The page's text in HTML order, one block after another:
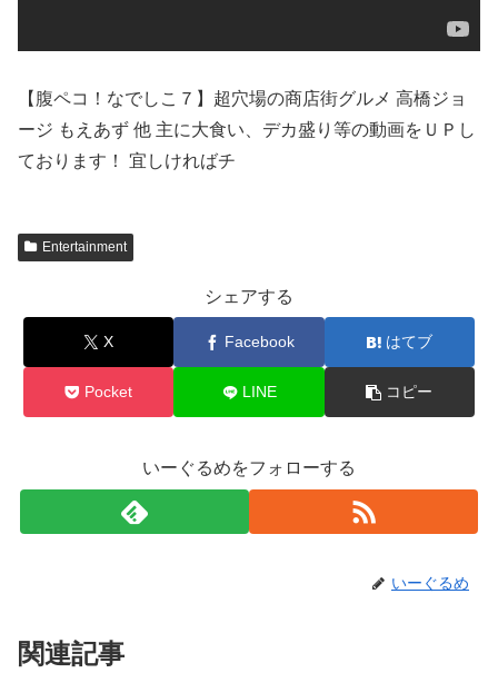
【腹ペコ！なでしこ７】超穴場の商店街グルメ 高橋ジョ
ージ もえあず 他 主に大食い、デカ盛り等の動画をＵＰし
ております！ 宜しければチ
Entertainment
シェアする
X Facebook はてブ
Pocket LINE コピー
いーぐるめをフォローする
いーぐるめ
関連記事